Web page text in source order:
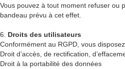
Vous pouvez à tout moment refuser ou
bandeau prévu à cet effet.
6. Droits des utilisateurs
Conformément au RGPD, vous
Droit d’accès, de rectification,
Droit à la portabilité des données